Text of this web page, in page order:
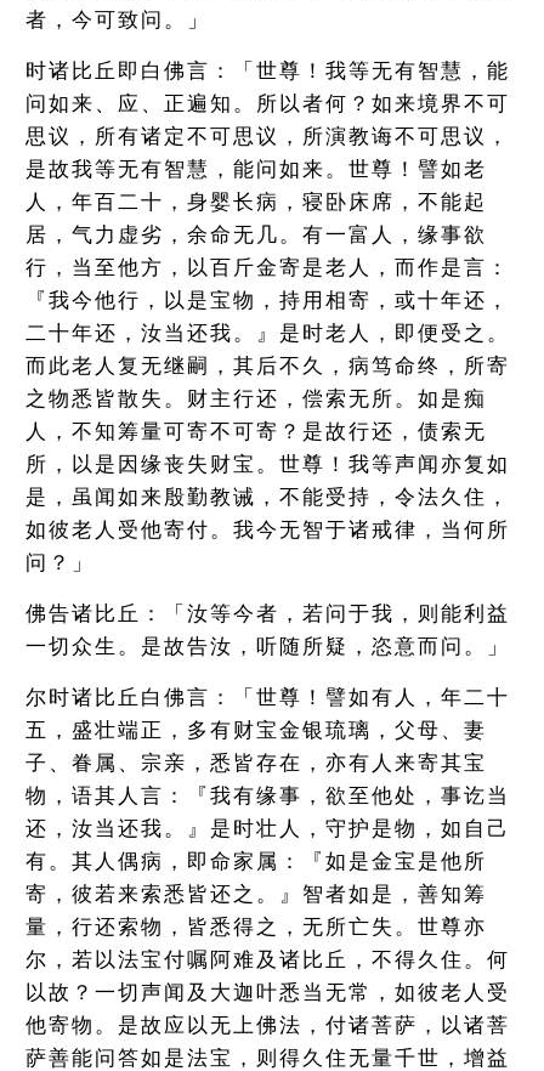
者，今可致问。」
时诸比丘即白佛言：「世尊！我等无有智慧，能
问如来、应、正遍知。所以者何？如来境界不可
思议，所有诸定不可思议，所演教诲不可思议，
是故我等无有智慧，能问如来。世尊！譬如老
人，年百二十，身婴长病，寝卧床席，不能起
居，气力虚劣，余命无几。有一富人，缘事欲
行，当至他方，以百斤金寄是老人，而作是言：
『我今他行，以是宝物，持用相寄，或十年还，
二十年还，汝当还我。』是时老人，即便受之。
而此老人复无继嗣，其后不久，病笃命终，所寄
之物悉皆散失。财主行还，偿索无所。如是痴
人，不知筹量可寄不可寄？是故行还，债索无
所，以是因缘丧失财宝。世尊！我等声闻亦复如
是，虽闻如来殷勤教诫，不能受持，令法久住，
如彼老人受他寄付。我今无智于诸戒律，当何所
问？」
佛告诸比丘：「汝等今者，若问于我，则能利益
一切众生。是故告汝，听随所疑，恣意而问。」
尔时诸比丘白佛言：「世尊！譬如有人，年二十
五，盛壮端正，多有财宝金银琉璃，父母、妻
子、眷属、宗亲，悉皆存在，亦有人来寄其宝
物，语其人言：『我有缘事，欲至他处，事讫当
还，汝当还我。』是时壮人，守护是物，如自己
有。其人偶病，即命家属：『如是金宝是他所
寄，彼若来索悉皆还之。』智者如是，善知筹
量，行还索物，皆悉得之，无所亡失。世尊亦
尔，若以法宝付嘱阿难及诸比丘，不得久住。何
以故？一切声闻及大迦叶悉当无常，如彼老人受
他寄物。是故应以无上佛法，付诸菩萨，以诸菩
萨善能问答如是法宝，则得久住无量千世，增益